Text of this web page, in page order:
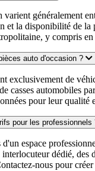
varient généralement
et la disponibilité de la
y compris en
auto d'occasion ?
exclusivement de
casses automobiles
pour leur qualité
pour les professionnels
espace
dédié, des
nous pour